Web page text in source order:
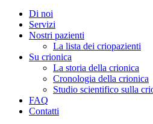
Di noi
Servizi
Nostri pazienti
La lista dei criopazienti
Su crionica
La storia della crionica
Сronologia della crionica
Studio scientifico sulla
FAQ
Contatti